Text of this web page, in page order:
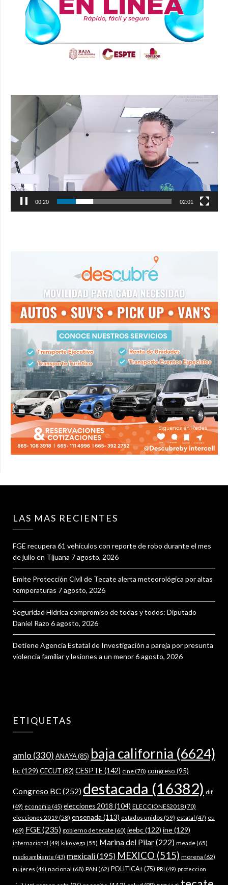
Reproductor
00:21 02:01
LAS MAS RECIENTES
FGE recupera 61 vehículos con reporte de robo durante el mes
de julio en Tijuana 7 agosto, 2026
Emite Protección Civil de Tecate alerta meteorológica por altas
temperaturas 7 agosto, 2026
Seguridad Hídrica compromiso de todas y todos: Diputado
Daniel Razo 6 agosto, 2026
Detiene Agencia Estatal de Investigación a pareja por presunta
violencia familiar y lesiones a un menor6 agosto, 2026
ETIQUETAS
amlo (330) ANAYA(85) baja california (6624)
bc(129) CECUT(82) CESPTE (142) cine(70) congreso (95)
Congreso BC (252) destacada (16382) dif
(49) economia (45) elecciones 2018 (104) ELECCIONES2018(70)
elecciones 2019 (58) ensenada (113) estados unidos (59) estatal (47) eu
(69) FGE(235) gobierno de tecate(60) ieebc(122) ine(129)
internacional (49) kiko vega (55) Marina del Pilar(222) meade(65)
medio ambiente (43) mexicali(195) MEXICO (515) morena (62)
mujeres (46) nacional (68) PAN (62) POLITICA+(75) PRI (49) proteccion